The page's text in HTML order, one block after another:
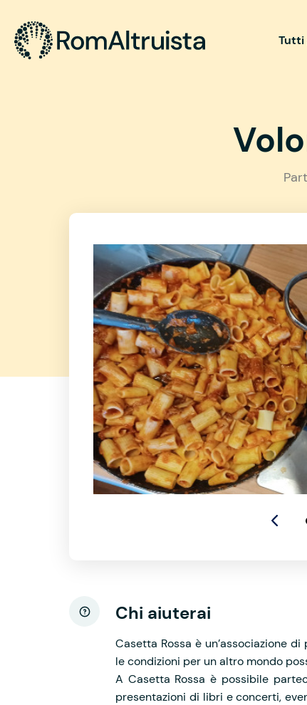
Tutti
Chi aiuterai
Casetta Rossa è un’associazione
le condizioni per un altro mondo
A Casetta Rossa è possibile
presentazioni di libri e concerti,